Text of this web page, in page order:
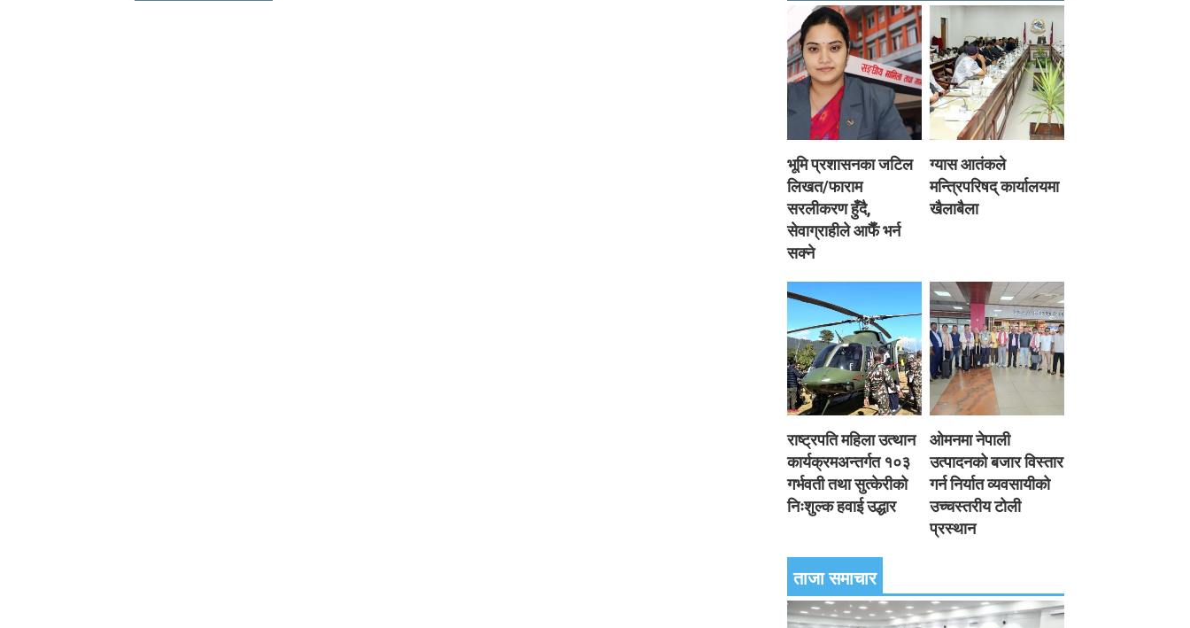
भूमि प्रशासनका जटिल
लिखत/फाराम
सरलीकरण हुँदै,
सेवाग्राहीले आफैँ भर्न
सक्ने
ग्यास आतंकले
मन्त्रिपरिषद् कार्यालयमा
खैलाबैला
राष्ट्रपति महिला उत्थान
कार्यक्रमअन्तर्गत १०३
गर्भवती तथा सुत्केरीको
निःशुल्क हवाई उद्धार
ओमनमा नेपाली
उत्पादनको बजार विस्तार
गर्न निर्यात व्यवसायीको
उच्चस्तरीय टोली
प्रस्थान
ताजा समाचार